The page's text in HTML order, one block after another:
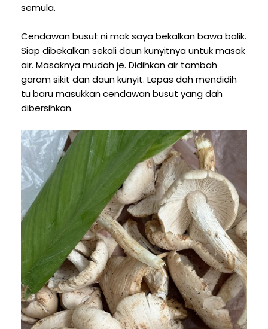
semula.
Cendawan busut ni mak saya bekalkan bawa balik.
Siap dibekalkan sekali daun kunyitnya untuk masak
air. Masaknya mudah je. Didihkan air tambah
garam sikit dan daun kunyit. Lepas dah mendidih
tu baru masukkan cendawan busut yang dah
dibersihkan.